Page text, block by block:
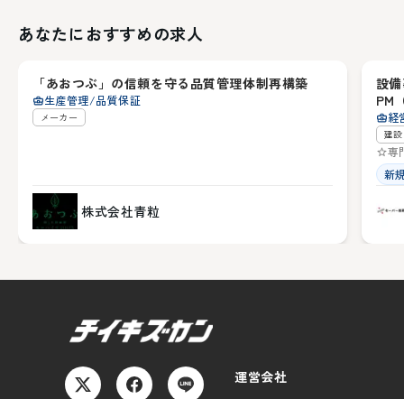
あなたにおすすめの求人
兵庫県
「あおつぶ」の信頼を守る品質管理体制再構築
生産管理/品質保証
メーカー
株式会社青粒
設
PM
経
建設
専
新
運営会社